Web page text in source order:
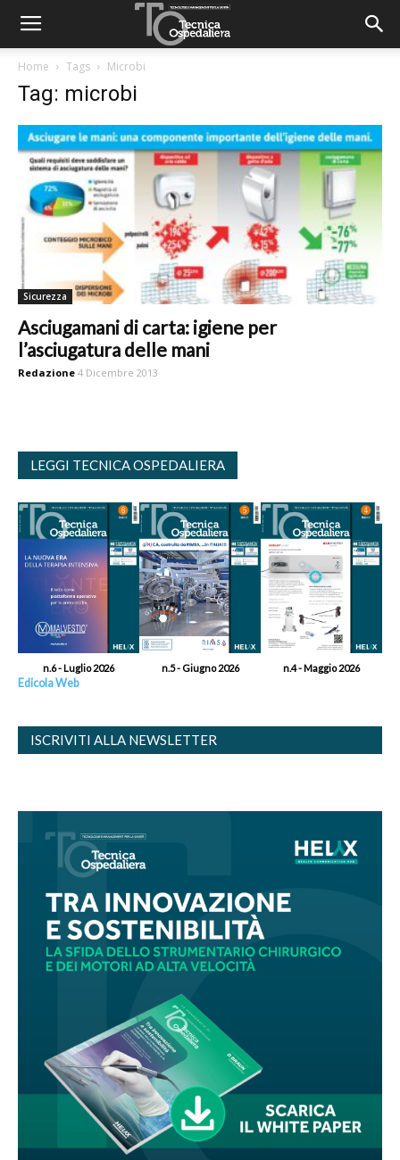
Home Tags Microbi
Tag: microbi
Sicurezza
Asciugamani di carta: igiene per
l’asciugatura delle mani
Redazione 4 Dicembre 2013
LEGGI TECNICA OSPEDALIERA
n.6 - Luglio 2026 n.5 - Giugno 2026 n.4 - Maggio 2026
Edicola Web
ISCRIVITI ALLA NEWSLETTER